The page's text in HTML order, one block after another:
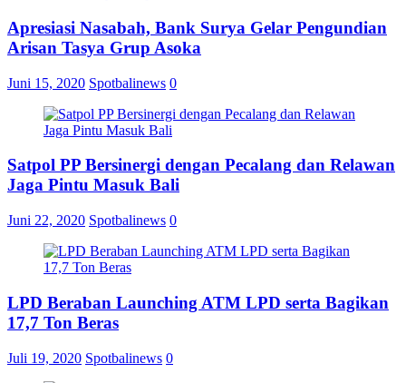
Apresiasi Nasabah, Bank Surya Gelar Pengundian
Arisan Tasya Grup Asoka
Juni 15, 2020 Spotbalinews 0
Satpol PP Bersinergi dengan Pecalang dan Relawan
Jaga Pintu Masuk Bali
Juni 22, 2020 Spotbalinews 0
LPD Beraban Launching ATM LPD serta Bagikan
17,7 Ton Beras
Juli 19, 2020 Spotbalinews 0